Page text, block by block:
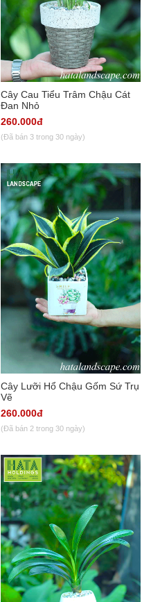
Cây Cau Tiểu Trâm Chậu Cát
Đan Nhỏ
260.000đ
(Đã bán 3 trong 30 ngày)
Cây Lưỡi Hổ Chậu Gốm Sứ Trụ
Vẽ
260.000đ
(Đã bán 2 trong 30 ngày)